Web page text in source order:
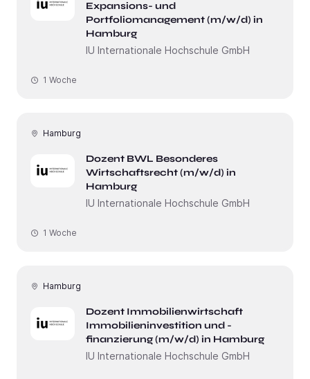
Expansions- und
Portfoliomanagement (m/w/d) in
Hamburg
IU Internationale Hochschule GmbH
1 Woche
Hamburg
Dozent BWL Besonderes
Wirtschaftsrecht (m/w/d) in
Hamburg
IU Internationale Hochschule GmbH
1 Woche
Hamburg
Dozent Immobilienwirtschaft
Immobilieninvestition und -
finanzierung (m/w/d) in Hamburg
IU Internationale Hochschule GmbH